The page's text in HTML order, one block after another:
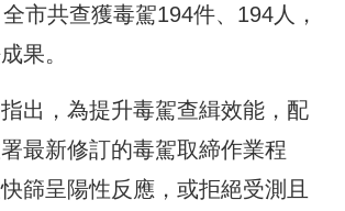
市共查獲毒駕194件、194人，
果。
出，為提升毒駕查緝效能，配
最新修訂的毒駕取締作業程
篩呈陽性反應，或拒絕受測且